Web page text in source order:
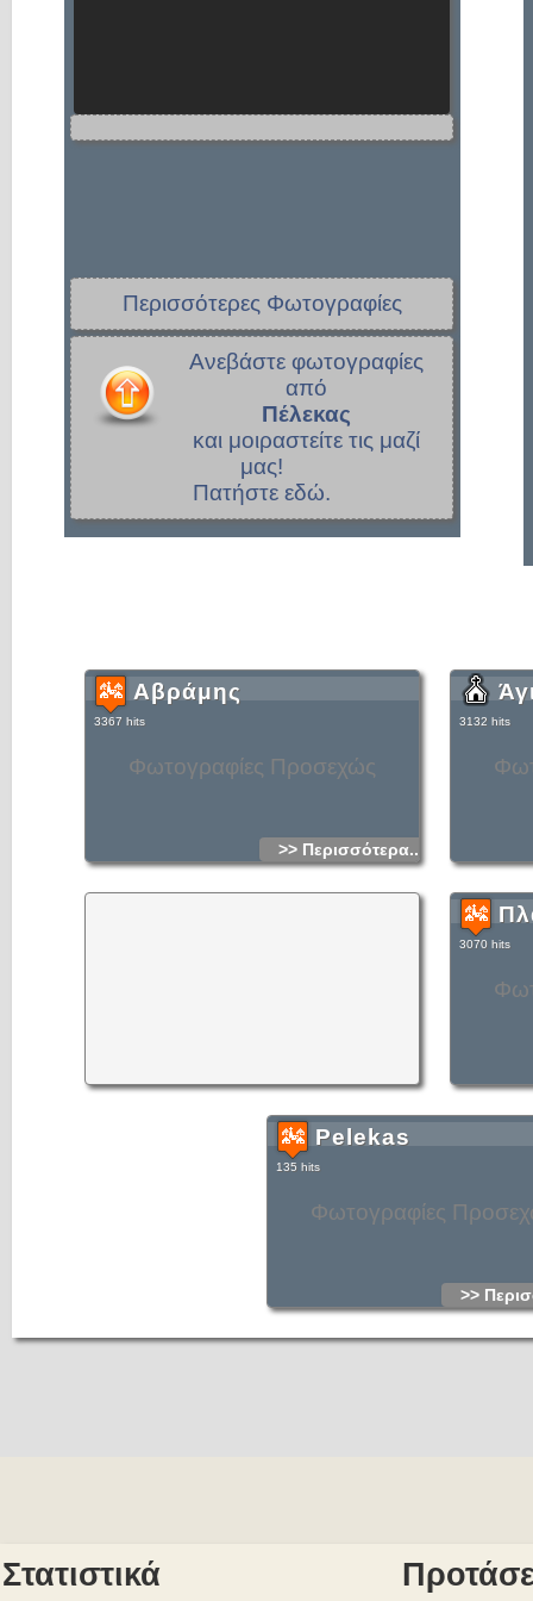
Περισσότερες Φωτογραφίες
Ανεβάστε φωτογραφίες
από
Πέλεκας
και μοιραστείτε τις μαζί
μας!
Πατήστε εδώ.
Φωτογραφίες Προσεχώς
Αβράμης
3367 hits
>> Περισσότερα...
3132 hits
3070 hits
Φωτογραφίες
Pelekas
135 hits
>>
Στατιστικά